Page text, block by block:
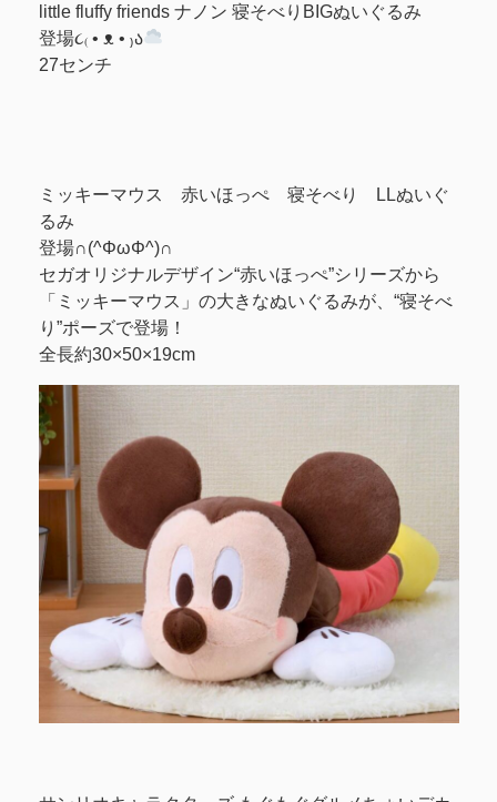
little fluffy friends ナノン 寝そべりBIGぬいぐるみ
登場૮₍ • ᴥ • ₎ა
27センチ
ミッキーマウス 赤いほっぺ 寝そべり LLぬいぐ
るみ
登場∩(^ΦωΦ^)∩
セガオリジナルデザイン“赤いほっぺ”シリーズから
「ミッキーマウス」の大きなぬいぐるみが、“寝そべ
り”ポーズで登場！
全長約30×50×19cm